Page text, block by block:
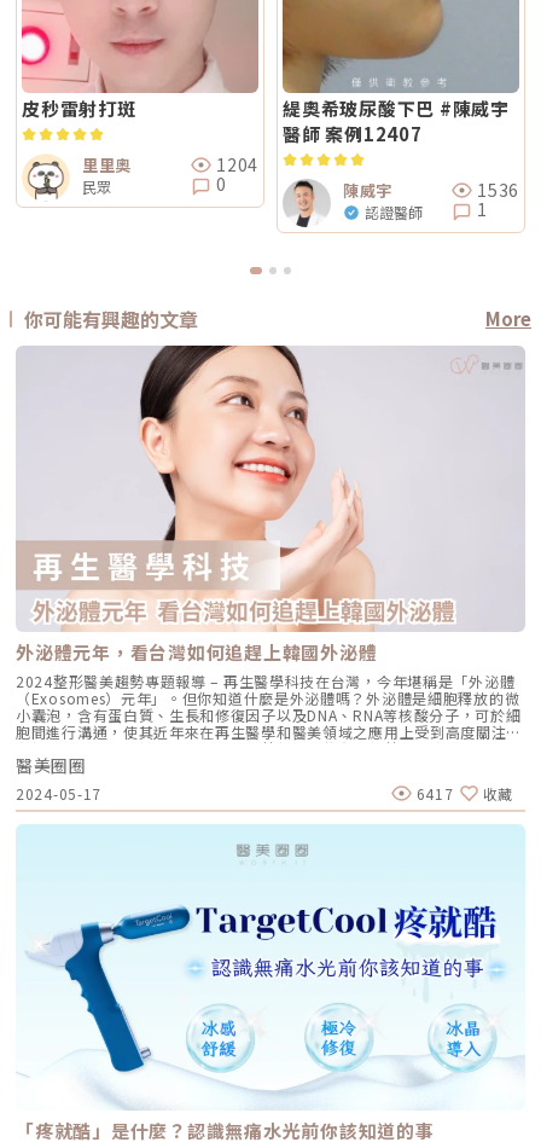
皮秒雷射打斑
里里奧
民眾
1204
0
緹奧希玻尿酸下巴 #陳威宇
醫師 案例12407
陳威宇
認證醫師
1536
1
你可能有興趣的文章 More
外泌體元年，看台灣如何追趕上韓國外泌體
2024整形醫美趨勢專題報導 – 再生醫學科技在台灣，今年堪稱是「外泌體
（Exosomes）元年」。但你知道什麼是外泌體嗎？外泌體是細胞釋放的微
小囊泡，含有蛋白質、生長和修復因子以及DNA、RNA等核酸分子，可於細
胞間進行溝通，使其近年來在再生醫學和醫美領域之應用上受到高度關注。
有趣的是，台灣對於外泌體向來是新藥與醫美共存，新藥針對疾病治療，醫
美則專注於保養與修復。譬如：2022年成立的『諾承生技醫藥』目前代理
的外泌體產品，除了來自於「長春藤生物科技」的自體周邊血幹細胞外泌
體，還有臍帶血、脂肪間質等幹細胞來源的外泌體，可同時滿足醫院及醫美
診所之需求。 深耕再生醫學25年，台灣第一家幹細胞上市櫃公司「訊聯生
技」亦於2022年成立『訊聯細胞智藥』，以外泌體的全球代工研發為定
位；目前動物及人類來源的外泌體均取得國際化妝品成分命名法（INCI）認
證，已可列入國際化妝品成分表，植物來源則還在進行中，進展十分迅速；
場的雄心。但鮮少人知道，其實韓國是全球最早為外泌體產品提供監管框架
的國家之一，尤其在化妝品領域，也因此造就韓國ExoCoBio至今已成為國
際前四大外泌體研發公司，深受醫美界喜愛；譬如：旗下品牌『魔泌
ASCE+』取自於大馬士革玫瑰外泌體精萃，將其產品使用於皮膚、頭髮及私
密處，但只將其作為一般保養品有點可惜，待未來台灣的法規進一步鬆綁，
若能搭配雷射、微針電波等微創療程，期待能發揮更佳的效果。外泌體在醫
美和醫藥領域的應用展現巨大的潛力，尤其台灣的再生醫學實力卓越，希望
有朝一日國產的外泌體也能在國際市場上崛起，並為抗衰老、皮膚修復及個
性化保養等醫美療程上帶來令人期待的效益。註：目前我國衛福部僅針對化
妝品含有人源外泌體，經個案審查後可正式使用，尚未有任何一項外泌體藥
品取得我國藥品許可及適應症，任何宣稱外泌體療效之行為皆屬違法，「醫
美圈圈」提醒消費者務必睜大眼睛。
醫美圈圈
2024-05-17 6417 收藏
「疼就酷」是什麼？認識無痛水光前你該知道的事